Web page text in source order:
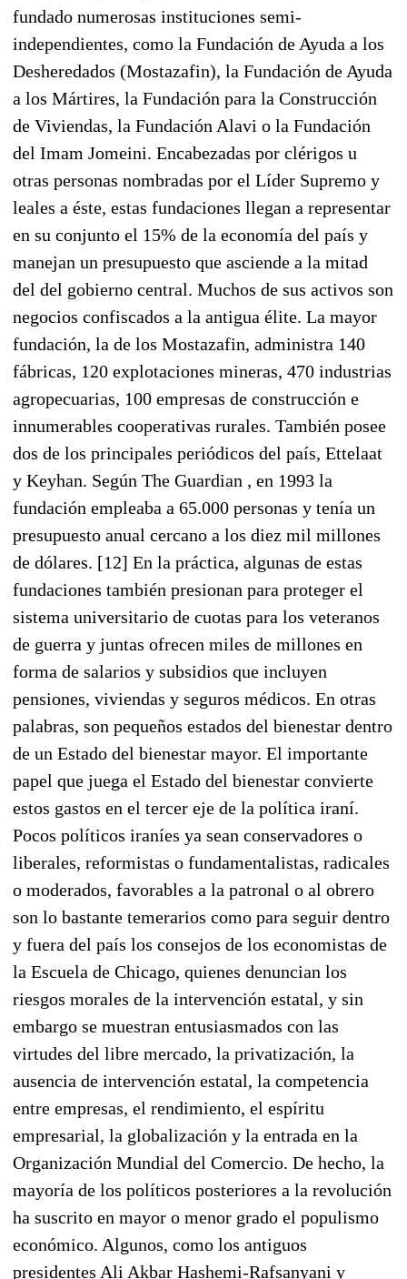
fundado numerosas instituciones semi-
independientes, como la Fundación de Ayuda a los
Desheredados (Mostazafin), la Fundación de Ayuda
a los Mártires, la Fundación para la Construcción
de Viviendas, la Fundación Alavi o la Fundación
del Imam Jomeini. Encabezadas por clérigos u
otras personas nombradas por el Líder Supremo y
leales a éste, estas fundaciones llegan a representar
en su conjunto el 15% de la economía del país y
manejan un presupuesto que asciende a la mitad
del del gobierno central. Muchos de sus activos son
negocios confiscados a la antigua élite. La mayor
fundación, la de los Mostazafin, administra 140
fábricas, 120 explotaciones mineras, 470 industrias
agropecuarias, 100 empresas de construcción e
innumerables cooperativas rurales. También posee
dos de los principales periódicos del país, Ettelaat
y Keyhan. Según The Guardian , en 1993 la
fundación empleaba a 65.000 personas y tenía un
presupuesto anual cercano a los diez mil millones
de dólares. [12] En la práctica, algunas de estas
fundaciones también presionan para proteger el
sistema universitario de cuotas para los veteranos
de guerra y juntas ofrecen miles de millones en
forma de salarios y subsidios que incluyen
pensiones, viviendas y seguros médicos. En otras
palabras, son pequeños estados del bienestar dentro
de un Estado del bienestar mayor. El importante
papel que juega el Estado del bienestar convierte
estos gastos en el tercer eje de la política iraní.
Pocos políticos iraníes ya sean conservadores o
liberales, reformistas o fundamentalistas, radicales
o moderados, favorables a la patronal o al obrero
son lo bastante temerarios como para seguir dentro
y fuera del país los consejos de los economistas de
la Escuela de Chicago, quienes denuncian los
riesgos morales de la intervención estatal, y sin
embargo se muestran entusiasmados con las
virtudes del libre mercado, la privatización, la
ausencia de intervención estatal, la competencia
entre empresas, el rendimiento, el espíritu
empresarial, la globalización y la entrada en la
Organización Mundial del Comercio. De hecho, la
mayoría de los políticos posteriores a la revolución
ha suscrito en mayor o menor grado el populismo
económico. Algunos, como los antiguos
presidentes Ali Akbar Hashemi-Rafsanyani y